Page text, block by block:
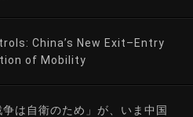
China’s New Exit–Entry
of Mobility
は自衛のため」が、いま中国